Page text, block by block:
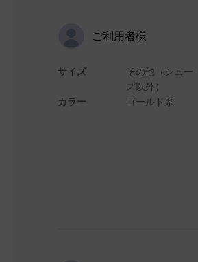
ご利用者様
サイズ
カラー
その他（シュー
ズ以外）
ゴールド系